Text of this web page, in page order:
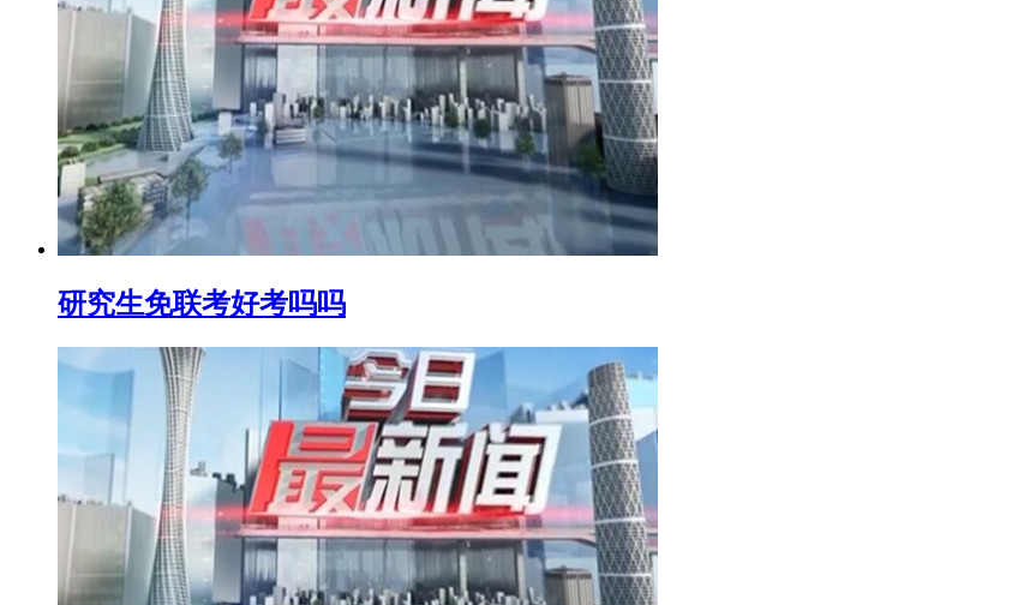
研究生免联考好考吗吗